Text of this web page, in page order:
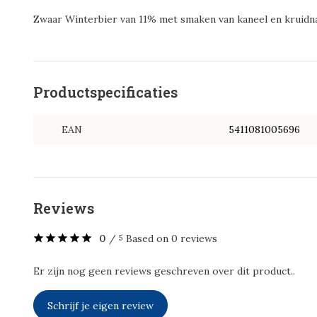
Zwaar Winterbier van 11% met smaken van kaneel en
Productspecificaties
EAN 5411081005696
Reviews
0 / 5 Based on 0 reviews
Er zijn nog geen reviews geschreven over dit product..
Schrijf je eigen review